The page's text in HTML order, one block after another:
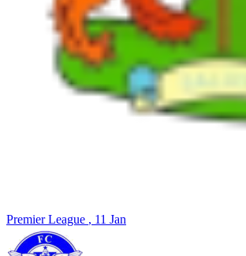
Premier League , 11 Jan